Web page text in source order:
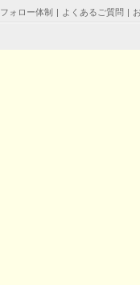
フォロー体制 | よくあるご質問 |